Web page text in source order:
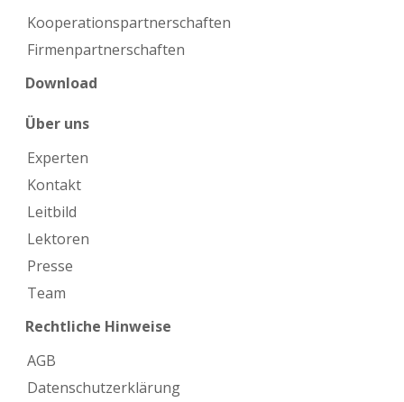
Kooperations­partnerschaften
Firmen­partnerschaften
Download
Über uns
Experten
Kontakt
Leitbild
Lektoren
Presse
Team
Rechtliche Hinweise
AGB
Datenschutzerklärung